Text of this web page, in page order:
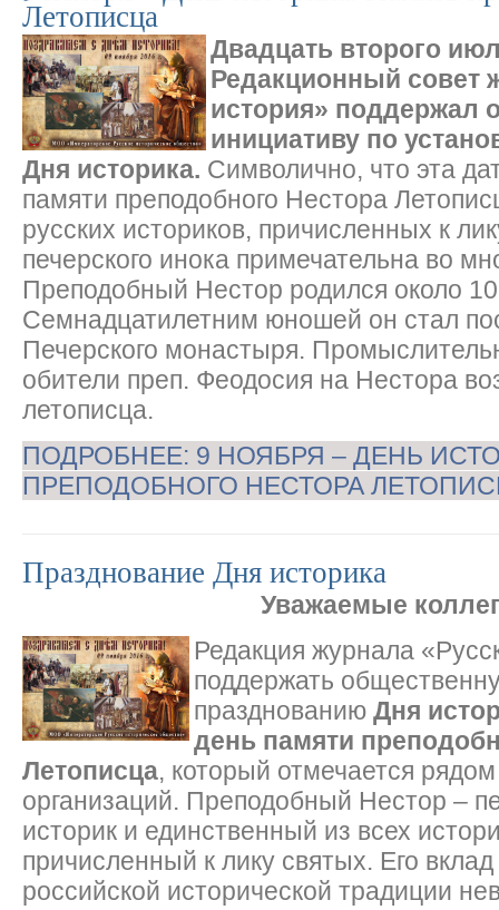
Летописца
Двадцать второго
Редакционный совет
история» поддержал
инициативу по
Дня историка. Символично, что эта
памяти преподобного Нестора
русских историков, причисленных к
печерского инока примечательна во
Преподобный Нестор родился около
Семнадцатилетним юношей он стал
Печерского монастыря.
обители преп. Феодосия на Нестора
летописца.
ПОДРОБНЕЕ: 9 НОЯБРЯ – ДЕНЬ
ПРЕПОДОБНОГО НЕСТОРА
Празднование Дня историка
Уважаемые
Редакция журнала
поддержать
празднованию Дня
день памяти
Летописца, который отмечается
организаций. Преподобный Нестор –
историк и единственный из всех
причисленный к лику святых. Его
российской исторической традиции